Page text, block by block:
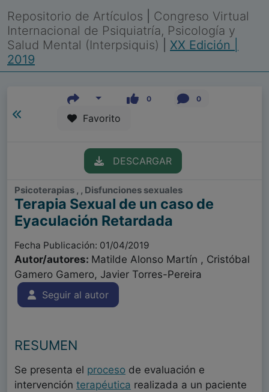
Repositorio de Artículos
Congreso Virtual
Internacional de Psiquiatría, Psicología y
Salud Mental (Interpsiquis)
XX Edición |
2019
0 0
Favorito
DESCARGAR
Psicoterapias , , Disfunciones sexuales
Terapia Sexual de un caso de
Eyaculación Retardada
Fecha Publicación: 01/04/2019
Autor/autores: Matilde Alonso Martín , Cristóbal
Gamero Gamero, Javier Torres-Pereira
Seguir al autor
RESUMEN
Se presenta el proceso de evaluación e
intervención terapéutica realizada a un paciente